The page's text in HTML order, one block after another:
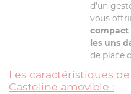
d’un
vous
compact
les uns
de place
Les caractéristiques
Casteline amovible :